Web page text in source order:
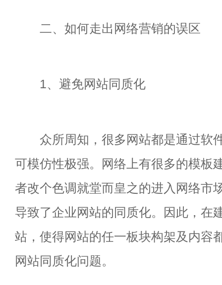
二、如何走出网络营销的误区
1、避免网站同质化
众所周知，很多网站都是通过软
可模仿性极强。网络上有很多的模板
者改个色调就堂而皇之的进入网络市
导致了企业网站的同质化。因此，在
站，使得网站的任一板块构架及内容
网站同质化问题。